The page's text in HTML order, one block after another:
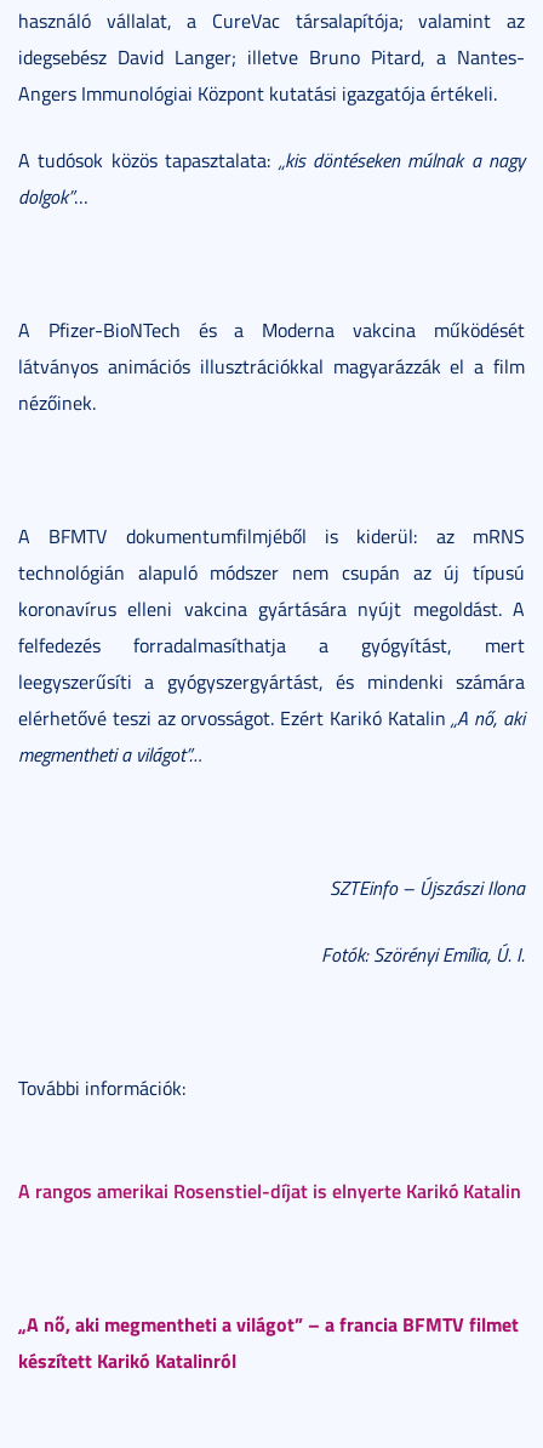
használó vállalat, a CureVac társalapítója; valamint az
idegsebész David Langer; illetve Bruno Pitard, a Nantes-
Angers Immunológiai Központ kutatási igazgatója értékeli.
A tudósok közös tapasztalata: „kis döntéseken múlnak a nagy
dolgok”…
A Pfizer-BioNTech és a Moderna vakcina működését
látványos animációs illusztrációkkal magyarázzák el a film
nézőinek.
A BFMTV dokumentumfilmjéből is kiderül: az mRNS
technológián alapuló módszer nem csupán az új típusú
koronavírus elleni vakcina gyártására nyújt megoldást. A
felfedezés forradalmasíthatja a gyógyítást, mert
leegyszerűsíti a gyógyszergyártást, és mindenki számára
elérhetővé teszi az orvosságot. Ezért Karikó Katalin„A nő, aki
megmentheti a világot”…
SZTEinfo – Újszászi Ilona
Fotók: Szörényi Emília, Ú. I.
További információk:
A rangos amerikai Rosenstiel-díjat is elnyerte Karikó Katalin
„A nő, aki megmentheti a világot” – a francia BFMTV filmet
készített Karikó Katalinról